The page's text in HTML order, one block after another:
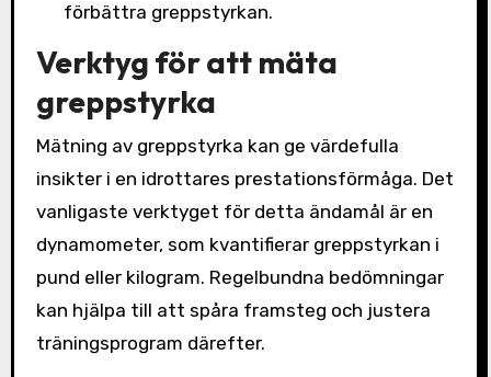
förbättra greppstyrkan.
Verktyg för att mäta
greppstyrka
Mätning av greppstyrka kan ge värdefulla
insikter i en idrottares prestationsförmåga. Det
vanligaste verktyget för detta ändamål är en
dynamometer, som kvantifierar greppstyrkan i
pund eller kilogram. Regelbundna bedömningar
kan hjälpa till att spåra framsteg och justera
träningsprogram därefter.